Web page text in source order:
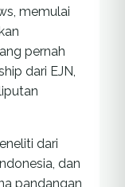
memulai
pernah
dari EJN,
dari
dan
pandangan